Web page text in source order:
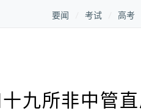
要闻 考试 高考
九所非中管直